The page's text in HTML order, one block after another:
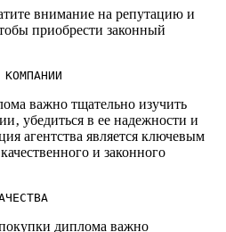
внимание на репутацию и
приобрести законный
важно тщательно изучить
убедиться в ее надежности и
агентства является ключевым
и законного
диплома важно